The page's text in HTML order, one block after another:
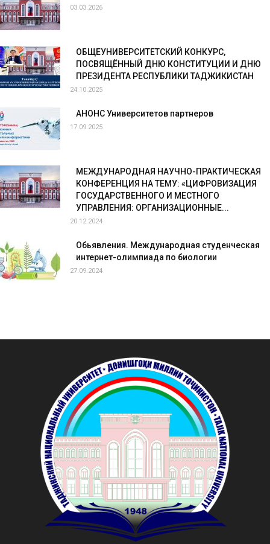
03.03.2026
ОБЩЕУНИВЕРСИТЕТСКИЙ КОНКУРС,
ПОСВЯЩЁННЫЙ ДНЮ КОНСТИТУЦИИ И ДНЮ
ПРЕЗИДЕНТА РЕСПУБЛИКИ ТАДЖИКИСТАН
24.10.2025
АНОНС Университетов партнеров
17.09.2025
МЕЖДУНАРОДНАЯ НАУЧНО-ПРАКТИЧЕСКАЯ
КОНФЕРЕНЦИЯ НА ТЕМУ: «ЦИФРОВИЗАЦИЯ
ГОСУДАРСТВЕННОГО И МЕСТНОГО
УПРАВЛЕНИЯ: ОРГАНИЗАЦИОННЫЕ...
20.12.2024
Обьявления. Международная студенческая
интернет-олимпиада по биологии
27.09.2024